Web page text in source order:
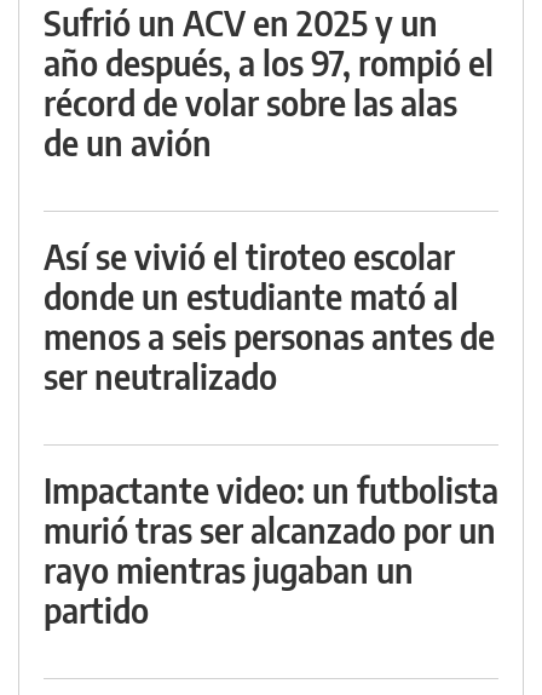
Sufrió un ACV en 2025 y un
año después, a los 97, rompió el
récord de volar sobre las alas
de un avión
Así se vivió el tiroteo escolar
donde un estudiante mató al
menos a seis personas antes de
ser neutralizado
Impactante video: un futbolista
murió tras ser alcanzado por un
rayo mientras jugaban un
partido